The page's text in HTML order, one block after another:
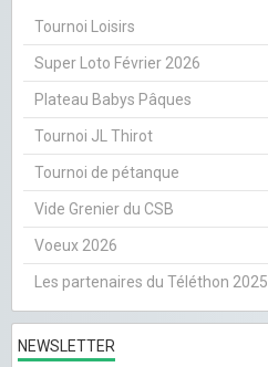
Tournoi Loisirs
Super Loto Février 2026
Plateau Babys Pâques
Tournoi JL Thirot
Tournoi de pétanque
Vide Grenier du CSB
Voeux 2026
Les partenaires du Téléthon 2025
NEWSLETTER